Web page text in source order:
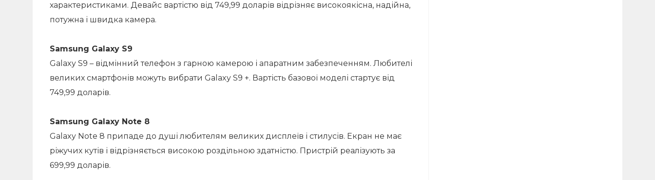
характеристиками. Девайс вартістю від 749,99 доларів відрізняє високоякісна, надійна,
потужна і швидка камера.
Samsung Galaxy S9
Galaxy S9 – відмінний телефон з гарною камерою і апаратним забезпеченням. Любителі
великих смартфонів можуть вибрати Galaxy S9 +. Вартість базової моделі стартує від
749,99 доларів.
Samsung Galaxy Note 8
Galaxy Note 8 припаде до душі любителям великих дисплеїв і стилусів. Екран не має
ріжучих кутів і відрізняється високою роздільною здатністю. Пристрій реалізують за
699,99 доларів.